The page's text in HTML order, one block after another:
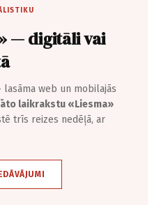
— digitāli vai
lasāma web un mobilajās
laikrakstu «Liesma»
trīs reizes nedēļā, ar